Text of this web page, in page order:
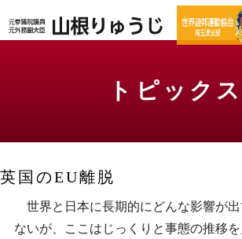
トピックス
英国のEU離脱
世界と日本に長期的にどんな影響が
ないが、ここはじっくりと事態の推移